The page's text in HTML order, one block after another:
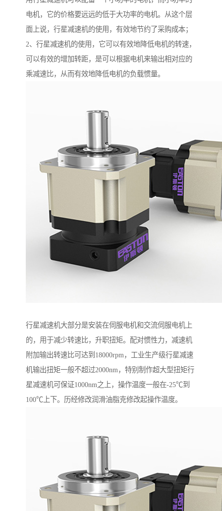
电机，它的价格要远远的低于大功率的电机。从这个层
面上说，行星减速机的使用，有效地节约了采购成本；
2、行星减速机的使用，它可以有效地降低电机的转速，
可以有效的增加转距，是可以根据电机来输出相对应的
乘减速比，从而有效地降低电机的负载惯量。
行星减速机大部分是安装在伺服电机和交流伺服电机上
的，用于减少转速比，升职扭矩。配对惯性力，减速机
附加输出转速比可达到18000rpm，工业生产级行星减速
机输出扭矩一般不超过2000nm，特别制作超大型扭矩行
星减速机可保证1000nm之上，操作温度一般在-25℃到
100℃上下。历经修改润滑油脂克修改起操作温度。